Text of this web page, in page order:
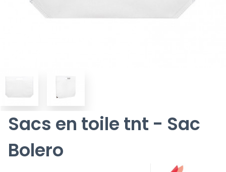
Sacs en toile tnt - Sac
Bolero